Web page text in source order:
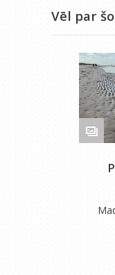
Vēl par